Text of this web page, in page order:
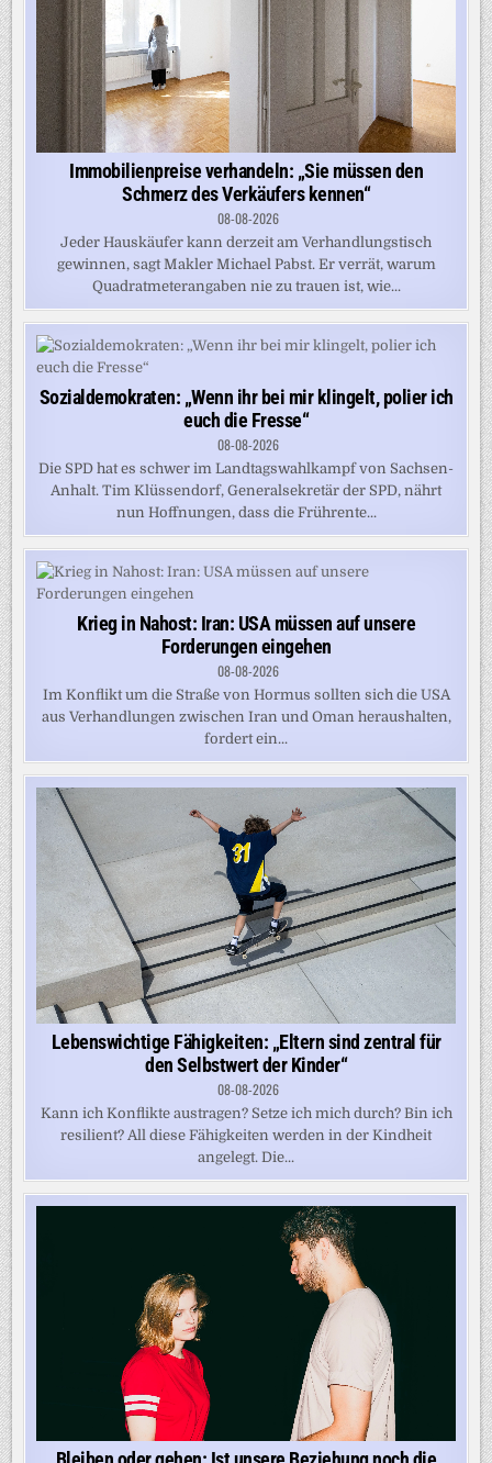
Immobilienpreise verhandeln: „Sie müssen den
Schmerz des Verkäufers kennen“
08-08-2026
Jeder Hauskäufer kann derzeit am Verhandlungstisch
gewinnen, sagt Makler Michael Pabst. Er verrät, warum
Quadratmeterangaben nie zu trauen ist, wie...
Sozialdemokraten: „Wenn ihr bei mir klingelt, polier ich
euch die Fresse“
08-08-2026
Die SPD hat es schwer im Landtagswahlkampf von Sachsen-
Anhalt. Tim Klüssendorf, Generalsekretär der SPD, nährt
nun Hoffnungen, dass die Frührente...
Krieg in Nahost: Iran: USA müssen auf unsere
Forderungen eingehen
08-08-2026
Im Konflikt um die Straße von Hormus sollten sich die USA
aus Verhandlungen zwischen Iran und Oman heraushalten,
fordert ein...
Lebenswichtige Fähigkeiten: „Eltern sind zentral für
den Selbstwert der Kinder“
08-08-2026
Kann ich Konflikte austragen? Setze ich mich durch? Bin ich
resilient? All diese Fähigkeiten werden in der Kindheit
angelegt. Die...